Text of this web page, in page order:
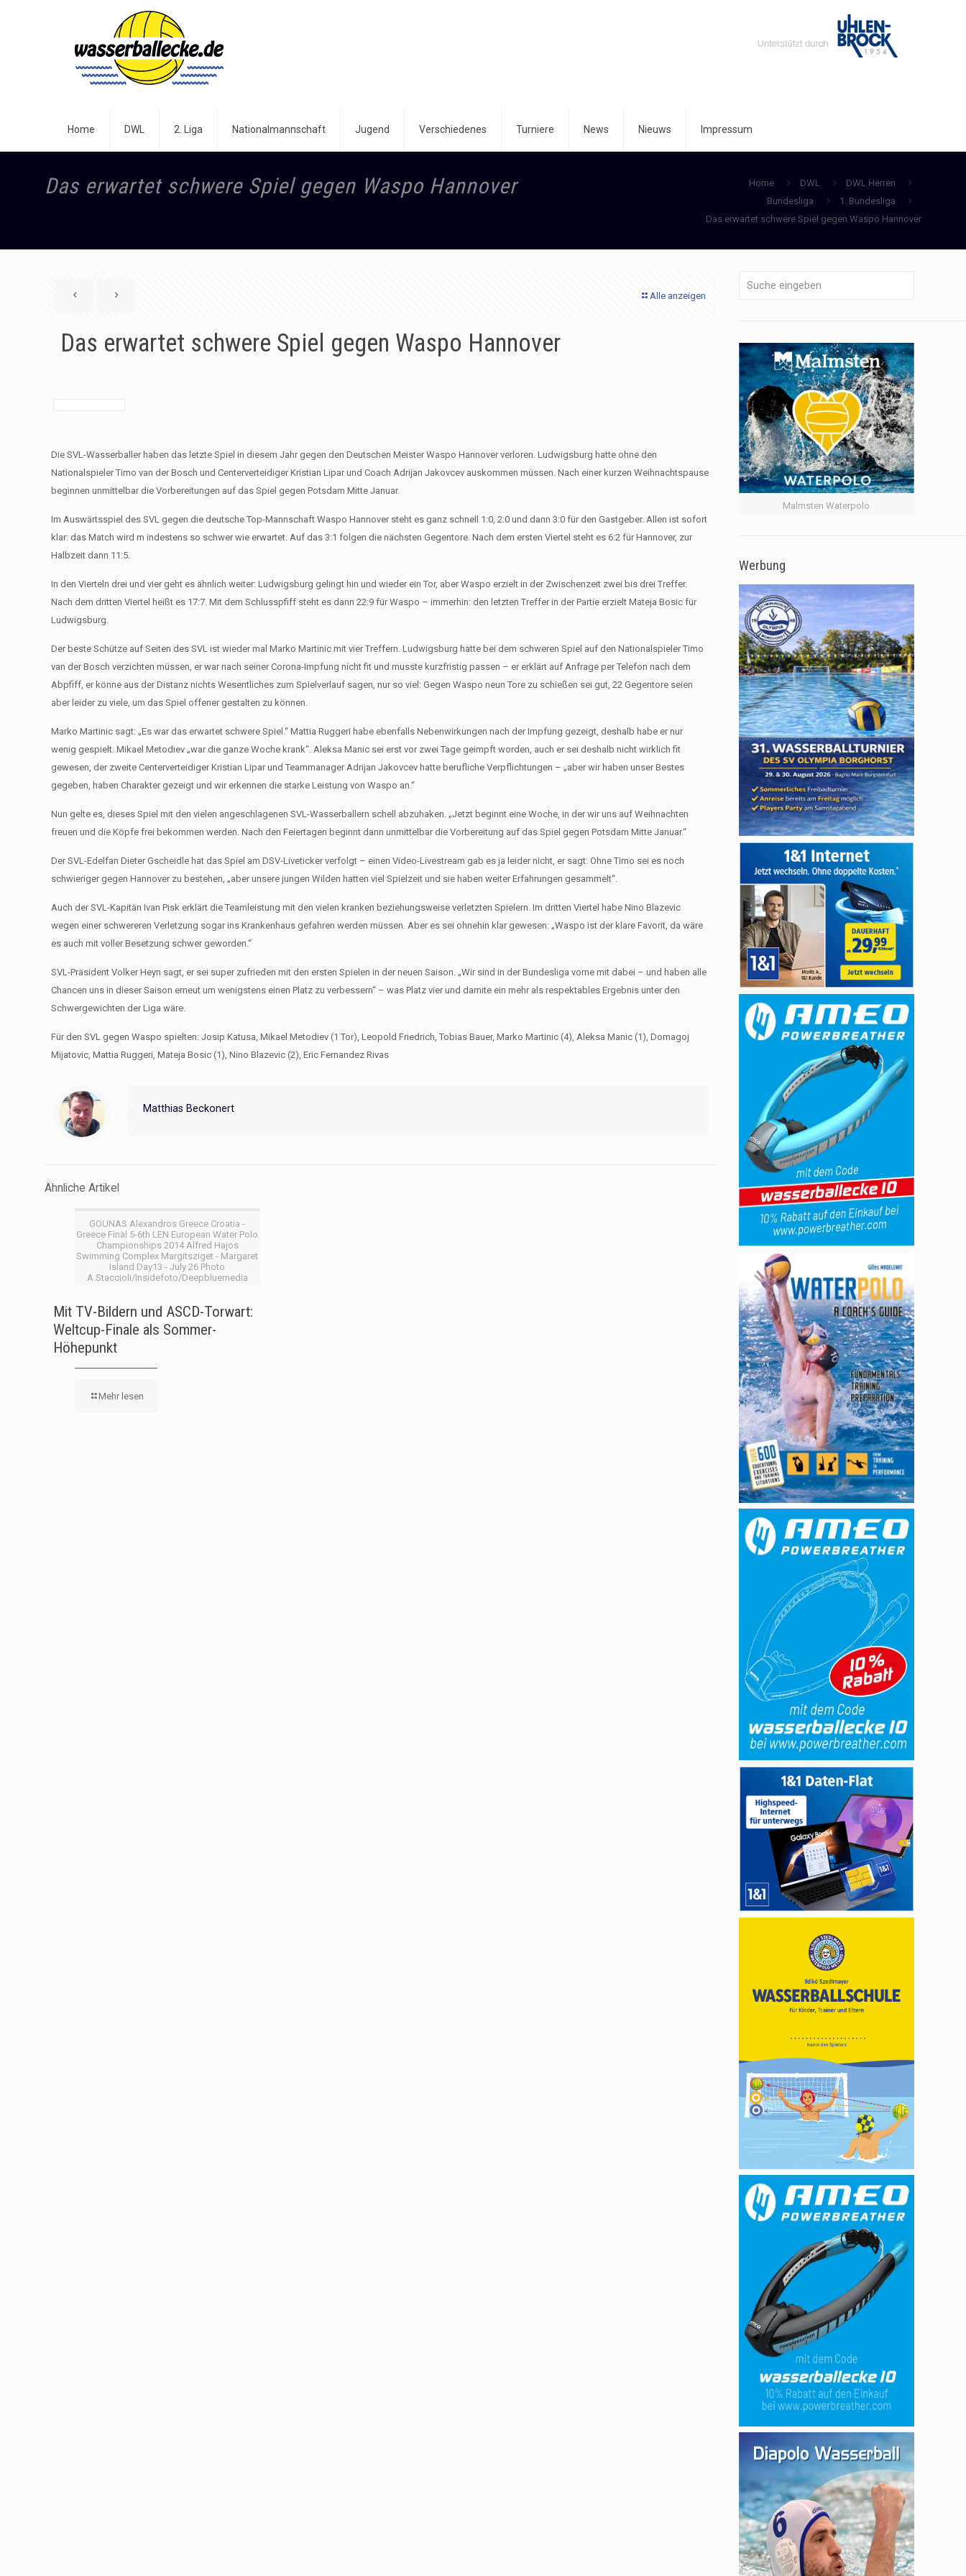
Home DWL 2. Liga Nationalmannschaft Jugend Verschiedenes Turniere News Nieuws Impressum
Das erwartet schwere Spiel gegen Waspo Hannover Home DWL
DWL Herren
Bundesliga
1. Bundesliga
Das erwartet schwere Spiel gegen Waspo Hannover
Alle anzeigen
Das erwartet schwere Spiel gegen Waspo Hannover
Die SVL-Wasserballer haben das letzte Spiel in diesem Jahr gegen den Deutschen Meister Waspo Hannover verloren. Ludwigsburg hatte ohne den
Nationalspieler Timo van der Bosch und Centerverteidiger Kristian Lipar und Coach Adrijan Jakovcev auskommen müssen. Nach einer kurzen Weihnachtspause
beginnen unmittelbar die Vorbereitungen auf das Spiel gegen Potsdam Mitte Januar.
Im Auswärtsspiel des SVL gegen die deutsche Top-Mannschaft Waspo Hannover steht es ganz schnell 1:0, 2:0 und dann 3:0 für den Gastgeber. Allen ist sofort
klar: das Match wird m indestens so schwer wie erwartet. Auf das 3:1 folgen die nächsten Gegentore. Nach dem ersten Viertel steht es 6:2 für Hannover, zur
Halbzeit dann 11:5.
In den Vierteln drei und vier geht es ähnlich weiter: Ludwigsburg gelingt hin und wieder ein Tor, aber Waspo erzielt in der Zwischenzeit zwei bis drei Treffer.
Nach dem dritten Viertel heißt es 17:7. Mit dem Schlusspfiff steht es dann 22:9 für Waspo – immerhin: den letzten Treffer in der Partie erzielt Mateja Bosic für
Ludwigsburg.
Der beste Schütze auf Seiten des SVL ist wieder mal Marko Martinic mit vier Treffern. Ludwigsburg hatte bei dem schweren Spiel auf den Nationalspieler Timo
van der Bosch verzichten müssen, er war nach seiner Corona-Impfung nicht fit und musste kurzfristig passen – er erklärt auf Anfrage per Telefon nach dem
Abpfiff, er könne aus der Distanz nichts Wesentliches zum Spielverlauf sagen, nur so viel: Gegen Waspo neun Tore zu schießen sei gut, 22 Gegentore seien
aber leider zu viele, um das Spiel offener gestalten zu können.
Marko Martinic sagt: „Es war das erwartet schwere Spiel.“ Mattia Ruggeri habe ebenfalls Nebenwirkungen nach der Impfung gezeigt, deshalb habe er nur
wenig gespielt. Mikael Metodiev „war die ganze Woche krank“. Aleksa Manic sei erst vor zwei Tage geimpft worden, auch er sei deshalb nicht wirklich fit
gewesen, der zweite Centerverteidiger Kristian Lipar und Teammanager Adrijan Jakovcev hatte berufliche Verpflichtungen – „aber wir haben unser Bestes
gegeben, haben Charakter gezeigt und wir erkennen die starke Leistung von Waspo an.“
Nun gelte es, dieses Spiel mit den vielen angeschlagenen SVL-Wasserballern schell abzuhaken. „Jetzt beginnt eine Woche, in der wir uns auf Weihnachten
freuen und die Köpfe frei bekommen werden. Nach den Feiertagen beginnt dann unmittelbar die Vorbereitung auf das Spiel gegen Potsdam Mitte Januar.“
Der SVL-Edelfan Dieter Gscheidle hat das Spiel am DSV-Liveticker verfolgt – einen Video-Livestream gab es ja leider nicht, er sagt: Ohne Timo sei es noch
schwieriger gegen Hannover zu bestehen, „aber unsere jungen Wilden hatten viel Spielzeit und sie haben weiter Erfahrungen gesammelt“.
Auch der SVL-Kapitän Ivan Pisk erklärt die Teamleistung mit den vielen kranken beziehungsweise verletzten Spielern. Im dritten Viertel habe Nino Blazevic
wegen einer schwereren Verletzung sogar ins Krankenhaus gefahren werden müssen. Aber es sei ohnehin klar gewesen: „Waspo ist der klare Favorit, da wäre
es auch mit voller Besetzung schwer geworden.“
SVL-Präsident Volker Heyn sagt, er sei super zufrieden mit den ersten Spielen in der neuen Saison. „Wir sind in der Bundesliga vorne mit dabei – und haben alle
Chancen uns in dieser Saison erneut um wenigstens einen Platz zu verbessern“ – was Platz vier und damite ein mehr als respektables Ergebnis unter den
Schwergewichten der Liga wäre.
Für den SVL gegen Waspo spielten: Josip Katusa, Mikael Metodiev (1 Tor), Leopold Friedrich, Tobias Bauer, Marko Martinic (4), Aleksa Manic (1), Domagoj
Mijatovic, Mattia Ruggeri, Mateja Bosic (1), Nino Blazevic (2), Eric Fernandez Rivas
Matthias Beckonert
Ähnliche Artikel
GOUNAS Alexandros Greece Croatia -
Greece Final 5-6th LEN European Water Polo
Championships 2014 Alfred Hajos
Swimming Complex Margitsziget - Margaret
Island Day13 - July 26 Photo
A.Staccioli/Insidefoto/Deepbluemedia
Mit TV-Bildern und ASCD-Torwart:
Weltcup-Finale als Sommer-
Höhepunkt
Mehr lesen
Malmsten Waterpolo
Werbung